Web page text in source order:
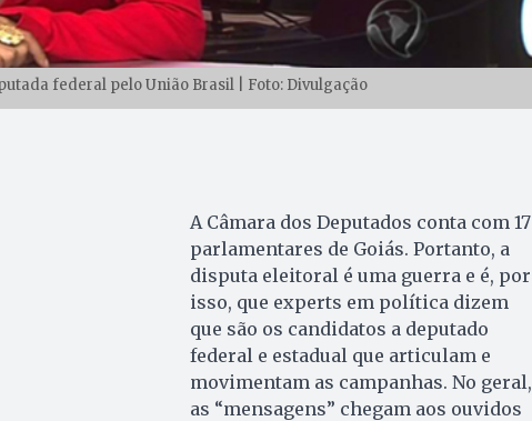
federal pelo União Brasil | Foto: Divulgação
A Câmara dos Deputados conta com 17
parlamentares de Goiás. Portanto, a
disputa eleitoral é uma guerra e é, por
isso, que experts em política dizem
que são os candidatos a deputado
federal e estadual que articulam e
movimentam as campanhas. No geral,
as “mensagens” chegam aos ouvidos